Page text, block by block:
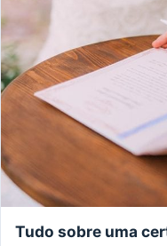
Tudo sobre uma